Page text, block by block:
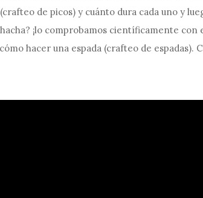
de picos) y cuánto dura cada uno y
¡lo comprobamos científicamente con
hacer una espada (crafteo de espadas).